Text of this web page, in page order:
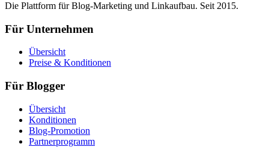
Die Plattform für Blog-Marketing und Linkaufbau. Seit 2015.
Für Unternehmen
Übersicht
Preise & Konditionen
Für Blogger
Übersicht
Konditionen
Blog-Promotion
Partnerprogramm